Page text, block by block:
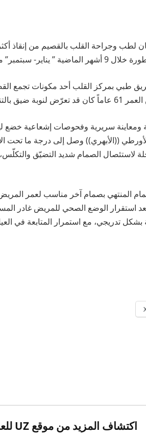
من العام الحالي 2023م.
طبي بمركز القلب أحد مكونات تجمع
وحالة إغماء.
ومعاينة سريرية وفحوصات إشعاعية
((الأبهري)) وصل إلى درجة ما تحت
لاستئصال الصمام شديد التضيّق
المنتهي بصمام آخر مناسب لعمر
وبعد استقرار الوضع الصحي للمريض
بشكل تدريجي، مع استمرار المتابعة في
اكتشاف المزيد من موقع UZ للعقار والاستثمار